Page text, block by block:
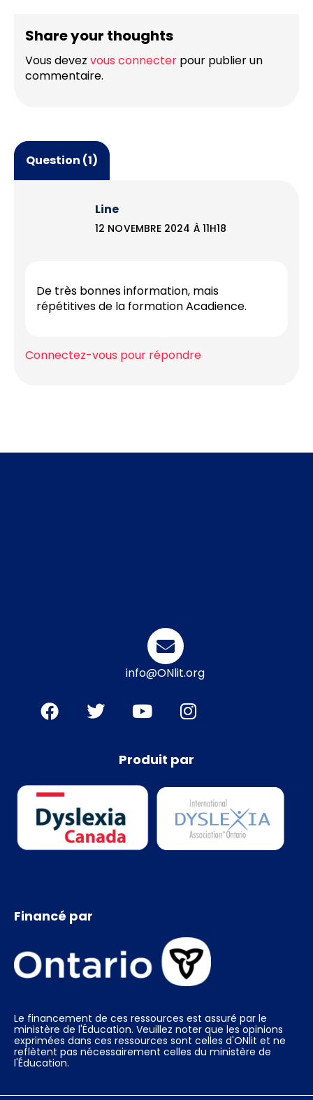
Share your thoughts
Vous devez vous connecter pour publier un
commentaire.
Question (1)
Line
12 NOVEMBRE 2024 À 11H18
De très bonnes information, mais
répétitives de la formation Acadience.
Connectez-vous pour répondre
info@ONlit.org
Produit par
Financé par
Le financement de ces ressources est assuré par le
ministère de l'Éducation. Veuillez noter que les opinions
exprimées dans ces ressources sont celles d'ONlit et ne
reflètent pas nécessairement celles du ministère de
l'Éducation.